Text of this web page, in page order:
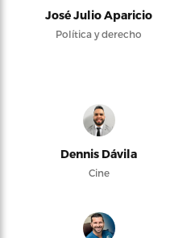
José Julio Aparicio
Política y derecho
Dennis Dávila
Cine